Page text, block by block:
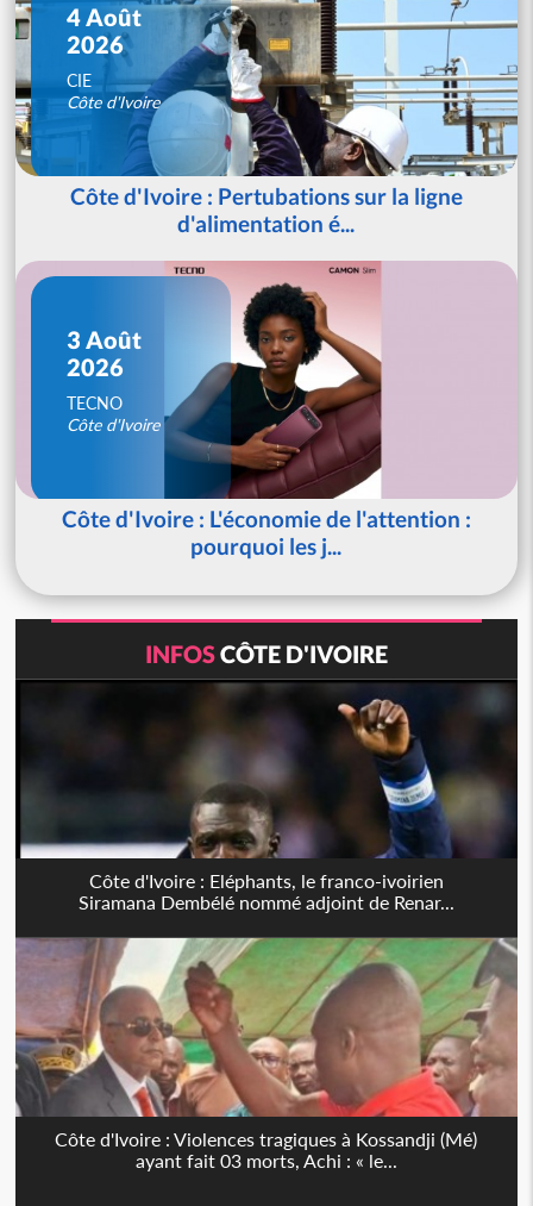
4 Août
2026
CIE
Côte d'Ivoire
Côte d'Ivoire : Pertubations sur la ligne
d'alimentation é...
3 Août
2026
TECNO
Côte d'Ivoire
Côte d'Ivoire : L'économie de l'attention :
pourquoi les j...
INFOSCÔTE D'IVOIRE
Côte d'Ivoire : Eléphants, le franco-ivoirien
Siramana Dembélé nommé adjoint de Renar...
Côte d'Ivoire : Violences tragiques à Kossandji (Mé)
ayant fait 03 morts, Achi : « le...